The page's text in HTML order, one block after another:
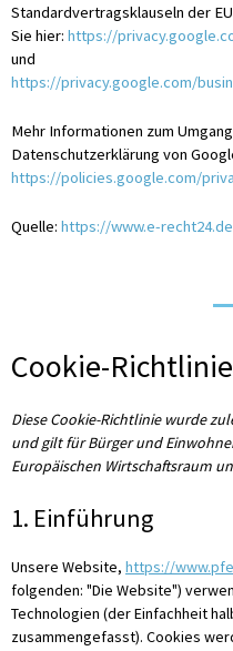
Standardvertragsklauseln der
Sie hier: https://
und
https://privacy.google.com/
Mehr Informationen zum
Datenschutzerklärung von
https://policies.google.com/
Quelle: https://www.e-recht24.de
Cookie-
Diese Cookie-Richtlinie wurde
und gilt für Bürger und
Europäischen Wirtschaftsraum
1. Einführung
Unsere Website, https://
folgenden: "Die Website")
Technologien (der Einfachheit
zusammengefasst). Cookies